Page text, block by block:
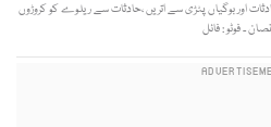
اور بوگیاں پٹڑی سے اتریں ،حادثات سے ریلوے کو کروڑوں
۔ فوٹو : فائل